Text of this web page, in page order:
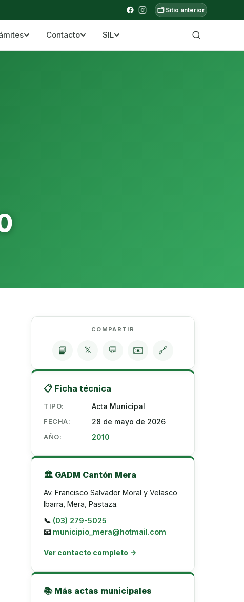
🗂️ Sitio anterior
ecuatoriana
Contacto SIL
COMPARTIR
📘 𝕏 💬 ✉️ 🔗
📋 Ficha técnica
TIPO: Acta Municipal
FECHA: 28 de mayo de 2026
AÑO: 2010
🏛️ GADM Cantón Mera
Av. Francisco Salvador Moral y Velasco
Ibarra, Mera, Pastaza.
📞 (03) 279-5025
📧 municipio_mera@hotmail.com
Ver contacto completo →
📚 Más actas municipales